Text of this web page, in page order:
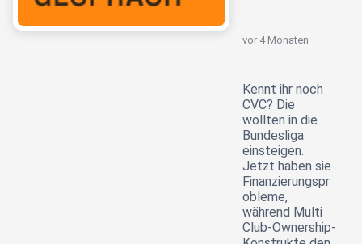
vor 4 Monaten
Kennt ihr noch
CVC? Die
wollten in die
Bundesliga
einsteigen.
Jetzt haben sie
Finanzierungspr
obleme,
während Multi
Club-Ownership-